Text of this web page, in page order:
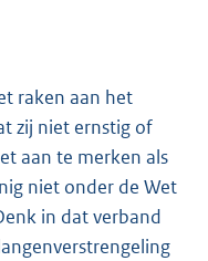
raken aan het
zij niet ernstig of
aan te merken als
niet onder de Wet
in dat verband